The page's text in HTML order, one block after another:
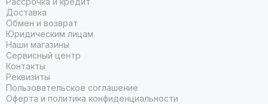
Доставка
Обмен и возврат
Юридическим лицам
Наши магазины
Сервисный центр
Контакты
Реквизиты
Пользовательское соглашение
Оферта и политика конфиденциальности